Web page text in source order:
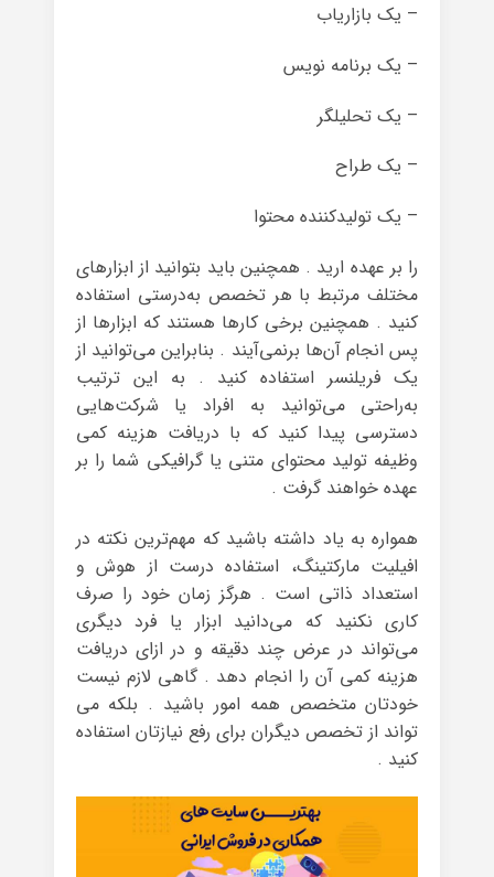
– یک بازاریاب
– یک برنامه نویس
– یک تحلیلگر
– یک طراح
– یک تولیدکننده محتوا
را بر عهده ارید . همچنین باید بتوانید از ابزارهای
مختلف مرتبط با هر تخصص به‌درستی استفاده
کنید . همچنین برخی کارها هستند که ابزارها از
پس انجام آن‌ها برنمی‌آیند . بنابراین می‌توانید از
یک فریلنسر استفاده کنید . به این ترتیب
به‌راحتی می‌توانید به افراد یا شرکت‌هایی
دسترسی پیدا کنید که با دریافت هزینه کمی
وظیفه تولید محتوای متنی یا گرافیکی شما را بر
عهده خواهند گرفت .
همواره به یاد داشته باشید که مهم‌ترین نکته در
افیلیت مارکتینگ، استفاده درست از هوش و
استعداد ذاتی است . هرگز زمان خود را صرف
کاری نکنید که می‌دانید ابزار یا فرد دیگری
می‌تواند در عرض چند دقیقه و در ازای دریافت
هزینه کمی آن را انجام دهد . گاهی لازم نیست
خودتان متخصص همه امور باشید . بلکه می
تواند از تخصص دیگران برای رفع نیازتان استفاده
کنید .